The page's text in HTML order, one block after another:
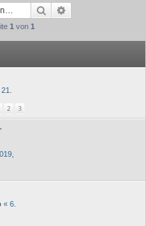
Suche
1 von 1
21.
2 3
« 6.